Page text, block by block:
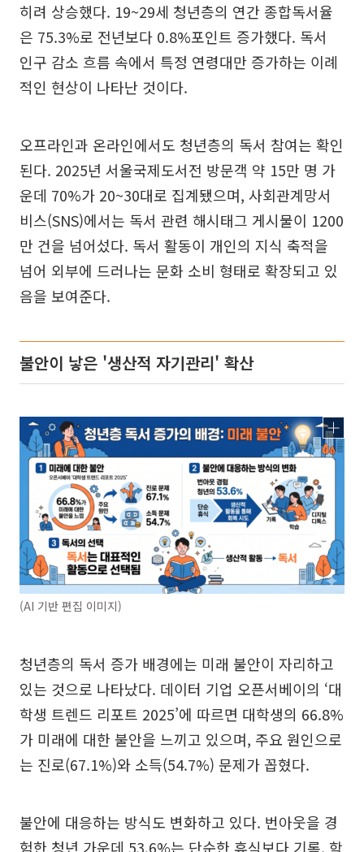
히려 상승했다. 19~29세 청년층의 연간 종합독서율
은 75.3%로 전년보다 0.8%포인트 증가했다. 독서
인구 감소 흐름 속에서 특정 연령대만 증가하는 이례
적인 현상이 나타난 것이다.
오프라인과 온라인에서도 청년층의 독서 참여는 확인
된다. 2025년 서울국제도서전 방문객 약 15만 명 가
운데 70%가 20~30대로 집계됐으며, 사회관계망서
비스(SNS)에서는 독서 관련 해시태그 게시물이 1200
만 건을 넘어섰다. 독서 활동이 개인의 지식 축적을
넘어 외부에 드러나는 문화 소비 형태로 확장되고 있
음을 보여준다.
불안이 낳은 '생산적 자기관리' 확산
(AI 기반 편집 이미지)
청년층의 독서 증가 배경에는 미래 불안이 자리하고
있는 것으로 나타났다. 데이터 기업 오픈서베이의 ‘대
학생 트렌드 리포트 2025’에 따르면 대학생의 66.8%
가 미래에 대한 불안을 느끼고 있으며, 주요 원인으로
는 진로(67.1%)와 소득(54.7%) 문제가 꼽혔다.
불안에 대응하는 방식도 변화하고 있다. 번아웃을 경
험한 청년 가운데 53.6%는 단순한 휴식보다 기록, 학